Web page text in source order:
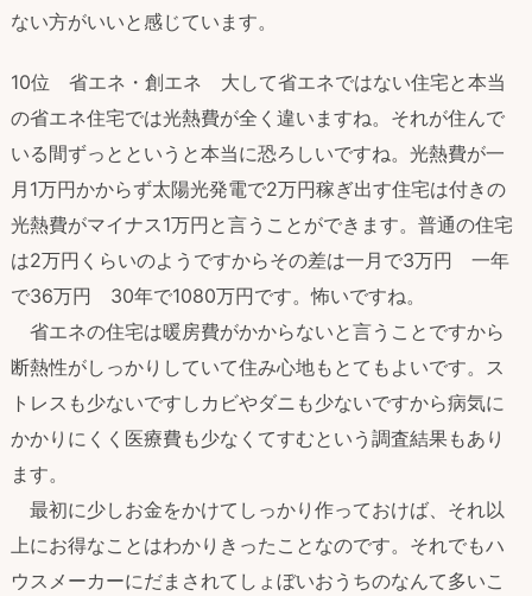
ない方がいいと感じています。
10位 省エネ・創エネ 大して省エネではない住宅と本当
の省エネ住宅では光熱費が全く違いますね。それが住んで
いる間ずっとというと本当に恐ろしいですね。光熱費が一
月1万円かからず太陽光発電で2万円稼ぎ出す住宅は付きの
光熱費がマイナス1万円と言うことができます。普通の住宅
は2万円くらいのようですからその差は一月で3万円 一年
で36万円 30年で1080万円です。怖いですね。
省エネの住宅は暖房費がかからないと言うことですから
断熱性がしっかりしていて住み心地もとてもよいです。ス
トレスも少ないですしカビやダニも少ないですから病気に
かかりにくく医療費も少なくてすむという調査結果もあり
ます。
最初に少しお金をかけてしっかり作っておけば、それ以
上にお得なことはわかりきったことなのです。それでもハ
ウスメーカーにだまされてしょぼいおうちのなんて多いこ